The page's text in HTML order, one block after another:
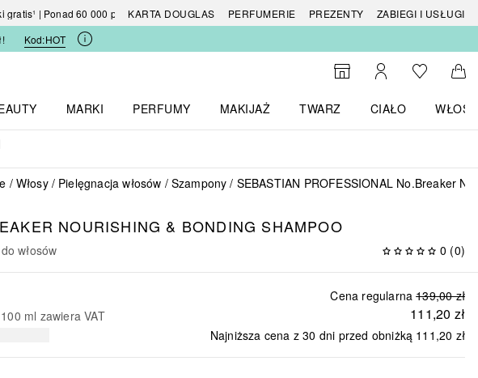
gratis¹ | Ponad 60 000 produktówKARTA DOUGLAS PERFUMERIE PREZENTY
ZABIEGI I USŁUGI
Kod:HOT
główna Douglas
Do wyszukiwarki
Moje kontoDo listyDo
MARKI
PERFUMY
MAKIJAŻ
TWARZ
CIAŁO
WŁOSY
Włosy Pielęgnacja włosów Szampony SEBASTIAN PROFESSIONAL No.Breaker
NOURISHING & BONDING SHAMPOO
włosów 0 (0)
Cena regularna 139,00 zł
111,20 zł
Najniższa cena z 30 dni przed obniżką 111,20 zł
100 ml zawiera VAT